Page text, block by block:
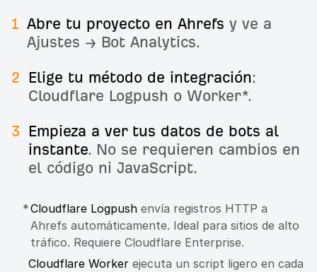
1 Abre tu proyecto en Ahrefs y ve a
Ajustes → Bot Analytics.
2 Elige tu método de integración:
Cloudflare Logpush o Worker*.
3
Empieza a ver tus datos de bots al
instante. No se requieren cambios en
el código ni JavaScript.
*Cloudflare Logpush envía registros HTTP a
Ahrefs automáticamente. Ideal para sitios de alto
tráfico. Requiere Cloudflare Enterprise.
Cloudflare Worker ejecuta un script ligero en cada